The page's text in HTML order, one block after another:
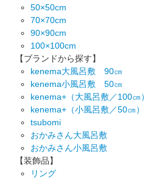
50×50cm
70×70cm
90×90cm
100×100cm
【ブランドから探す】
kenema大風呂敷 90㎝
kenema小風呂敷 50㎝
kenema+（大風呂敷／100㎝）
kenema+（小風呂敷／50㎝）
tsubomi
おかみさん大風呂敷
おかみさん小風呂敷
【装飾品】
リング